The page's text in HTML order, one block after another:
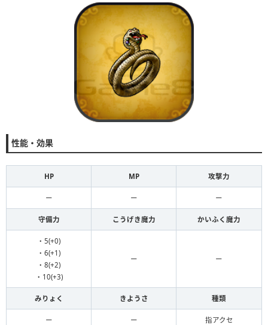
性能・効果
HP MP 攻撃力
ー ー ー
守備力 こうげき魔力 かいふく魔力
・5(+0)
・6(+1)
・8(+2)
・10(+3)
ー ー
みりょく きようさ 種類
ー ー 指アクセ